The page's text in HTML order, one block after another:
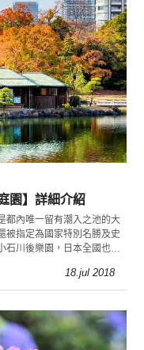
園】詳細介紹
都內唯一留有潮入之池的大
被指定為國家特別名勝及史
石川後樂園，日本全國也只
18.jul 2018